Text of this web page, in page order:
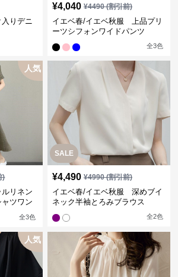
りデニ
¥4,040 ¥4490(割引前)
イエベ春/イエベ秋服 上品プリ
ーツシフォンワイドパンツ
全3色
人気
)
リネン
ツワン
全3色
SALE
¥4,490 ¥4990(割引前)
イエベ春/イエベ秋服 深めブイ
ネック半袖とろみブラウス
全2色
人気